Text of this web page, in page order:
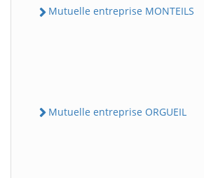
Mutuelle entreprise MONTEILS
Mutuelle entreprise ORGUEIL